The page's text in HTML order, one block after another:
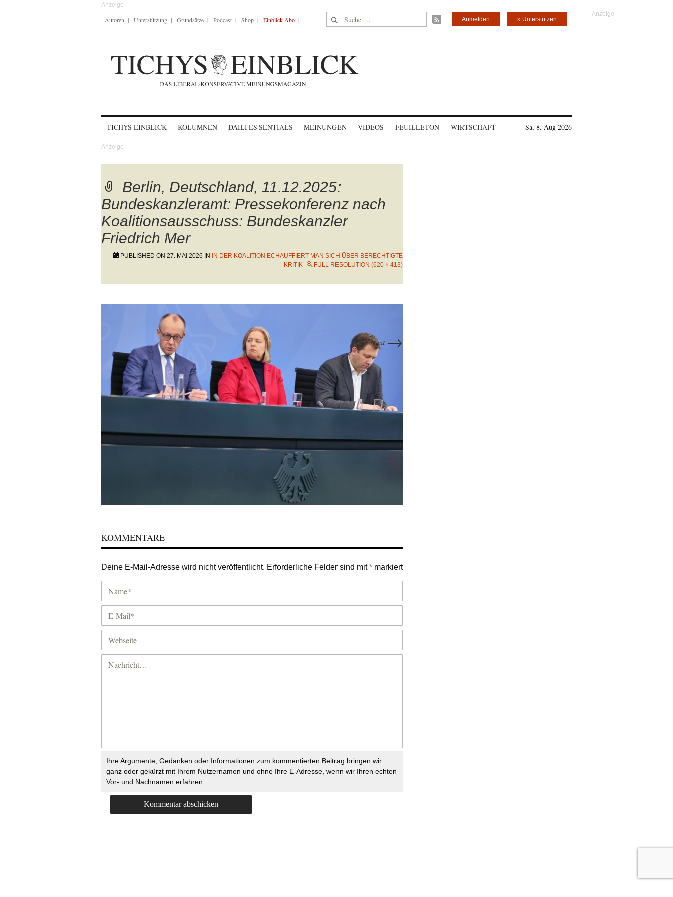
Autoren Unterstützung Grundsätze Podcast Shop Einblick-Abo Suche nach: » Unterstützen
Anmelden
TICHYS EINBLICK KOLUMNEN DAILI|ES|SENTIALS MEINUNGEN VIDEOS FEUILLETON WIRTSCHAFT Sa, 8. Aug 2026
Berlin, Deutschland, 11.12.2025:
Bundeskanzleramt: Pressekonferenz nach
Koalitionsausschuss: Bundeskanzler
Friedrich Mer
PUBLISHED ON 27. MAI 2026 IN
IN DER KOALITION ECHAUFFIERT MAN SICH ÜBER BERECHTIGTE
KRITIK
FULL RESOLUTION (620 × 413)
Next →
KOMMENTARE
Deine E-Mail-Adresse wird nicht veröffentlicht. Erforderliche Felder sind mit* markiert
Ihre Argumente, Gedanken oder Informationen zum kommentierten Beitrag bringen wir
ganz oder gekürzt mit Ihrem Nutzernamen und ohne Ihre E-Adresse, wenn wir Ihren echten
Vor- und Nachnamen erfahren.